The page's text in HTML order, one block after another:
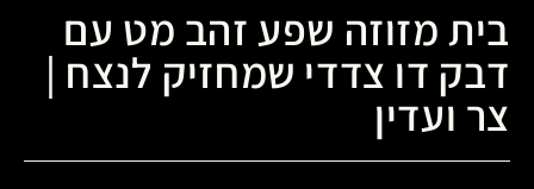
בית מזוזה שפע זהב מט עם
דבק דו צדדי שמחזיק לנצח |
צר ועדין